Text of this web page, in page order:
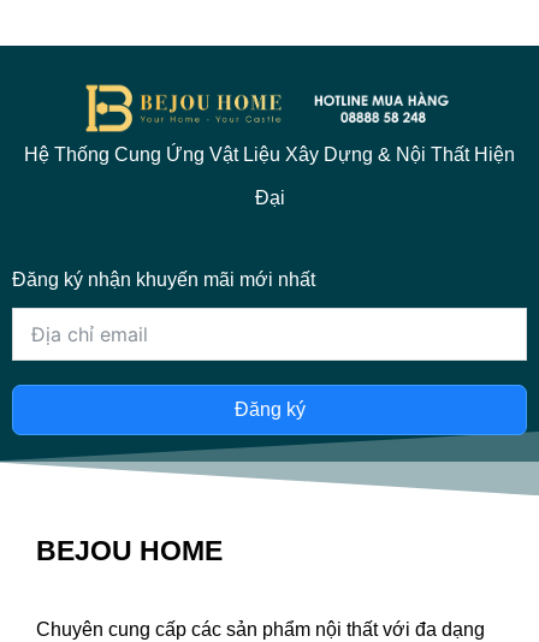
Hệ Thống Cung Ứng Vật Liệu Xây Dựng & Nội Thất Hiện
Đại
Đăng ký nhận khuyến mãi mới nhất
Đăng ký
BEJOU HOME
Chuyên cung cấp các sản phẩm nội thất với đa dạng